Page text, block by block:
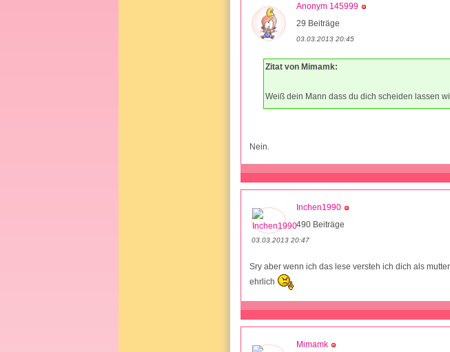
Anonym 145999
29 Beiträge
03.03.2013 20:45
Zitat von Mimamk:
Weiß dein Mann dass du dich scheiden lassen
Nein.
Inchen1990
490 Beiträge
03.03.2013 20:47
Sry aber wenn ich das lese versteh ich dich als
ehrlich
Mimamk